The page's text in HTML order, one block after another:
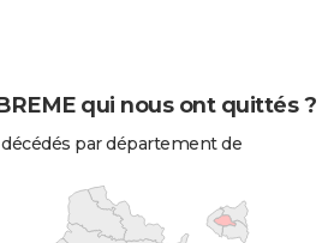
qui nous ont quittés ?
par département de